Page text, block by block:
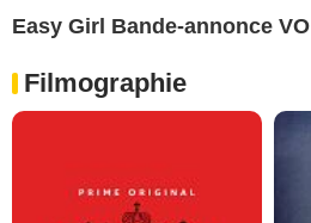
Easy Girl Bande-annonce VO
Filmographie